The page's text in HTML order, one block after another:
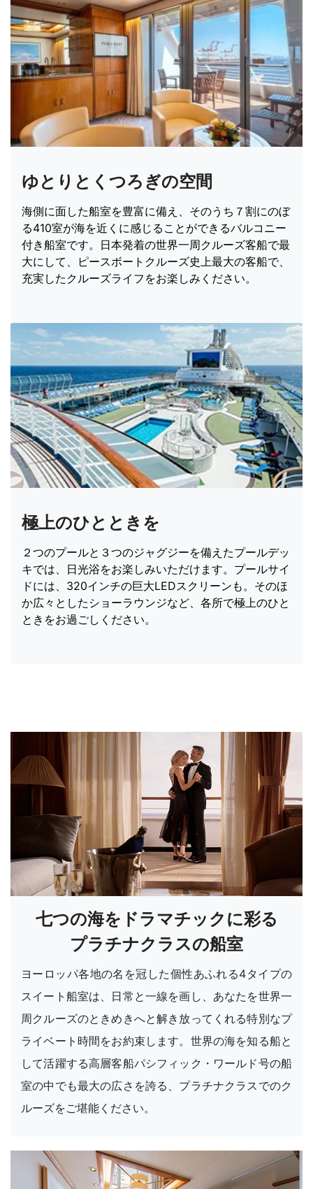
ゆとりとくつろぎの空間
海側に面した船室を豊富に備え、そのうち７割にのぼ
る410室が海を近くに感じることができるバルコニー
付き船室です。日本発着の世界一周クルーズ客船で最
大にして、ピースボートクルーズ史上最大の客船で、
充実したクルーズライフをお楽しみください。
極上のひとときを
２つのプールと３つのジャグジーを備えたプールデッ
キでは、日光浴をお楽しみいただけます。プールサイ
ドには、320インチの巨大LEDスクリーンも。そのほ
か広々としたショーラウンジなど、各所で極上のひと
ときをお過ごしください。
七つの海をドラマチックに彩る
プラチナクラスの船室
ヨーロッパ各地の名を冠した個性あふれる4タイプの
スイート船室は、日常と一線を画し、あなたを世界一
周クルーズのときめきへと解き放ってくれる特別なプ
ライベート時間をお約束します。世界の海を知る船と
して活躍する高層客船パシフィック・ワールド号の船
室の中でも最大の広さを誇る、プラチナクラスでのク
ルーズをご堪能ください。